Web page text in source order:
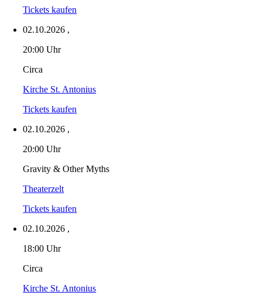
Tickets kaufen
02.10.2026 ,
20:00 Uhr
Circa
Kirche St. Antonius
Tickets kaufen
02.10.2026 ,
20:00 Uhr
Gravity & Other Myths
Theaterzelt
Tickets kaufen
02.10.2026 ,
18:00 Uhr
Circa
Kirche St. Antonius